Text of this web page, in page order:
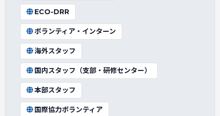
ECO-DRR
ボランティア・インターン
海外スタッフ
国内スタッフ（支部・研修センター）
本部スタッフ
国際協力ボランティア